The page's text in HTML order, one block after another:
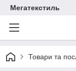
Мегатекстиль
Товари та